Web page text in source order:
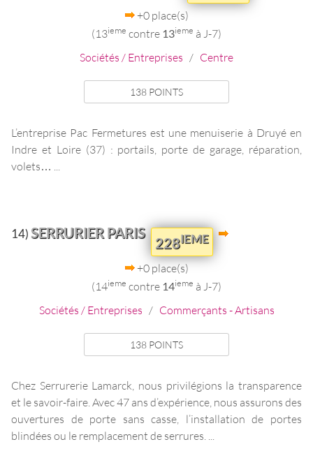
+0 place(s)
(13ieme contre 13ieme à J-7)
Sociétés / Entreprises / Centre
138 POINTS
L’entreprise Pac Fermetures est une menuiserie à Druyé en
Indre et Loire (37) : portails, porte de garage, réparation,
volets… ...
14)SERRURIER PARIS
228IEME
+0 place(s)
(14ieme contre 14ieme à J-7)
Sociétés / Entreprises / Commerçants - Artisans
138 POINTS
Chez Serrurerie Lamarck, nous privilégions la transparence
et le savoir-faire. Avec 47 ans d’expérience, nous assurons des
ouvertures de porte sans casse, l’installation de portes
blindées ou le remplacement de serrures. ...